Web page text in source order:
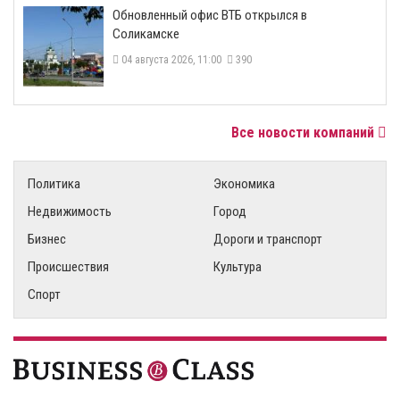
​Обновленный офис ВТБ открылся в
Соликамске
04 августа 2026, 11:00 390
Все новости компаний
Политика
Экономика
Недвижимость
Город
Бизнес
Дороги и транспорт
Происшествия
Культура
Спорт